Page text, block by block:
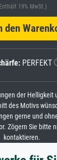
19% MwSt.)
PERFEKT
der Helligkeit
des Motivs
gerne und
Zögern Sie bitte
kontaktieren.